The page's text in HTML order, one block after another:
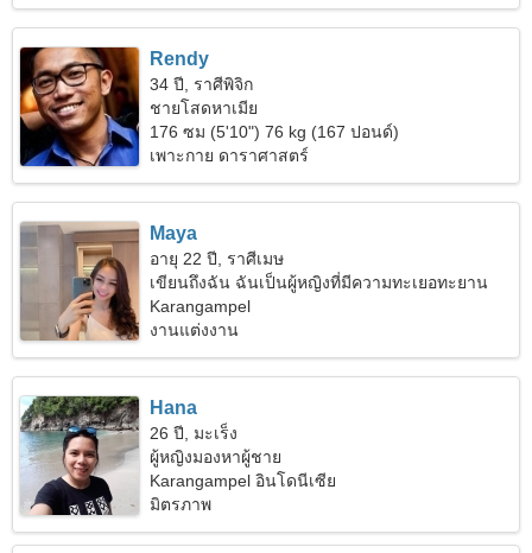
Rendy
34 ปี, ราศีพิจิก
ชายโสดหาเมีย
176 ซม (5'10") 76 kg (167 ปอนด์)
เพาะกาย ดาราศาสตร์
Maya
อายุ 22 ปี, ราศีเมษ
เขียนถึงฉัน ฉันเป็นผู้หญิงที่มีความทะเยอทะยาน
Karangampel
งานแต่งงาน
Hana
26 ปี, มะเร็ง
ผู้หญิงมองหาผู้ชาย
Karangampel อินโดนีเซีย
มิตรภาพ